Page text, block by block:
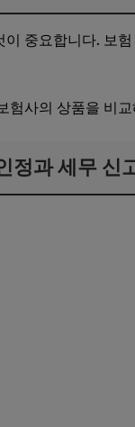
중요합니다. 보
사의 상품을 비
정과 세무 신